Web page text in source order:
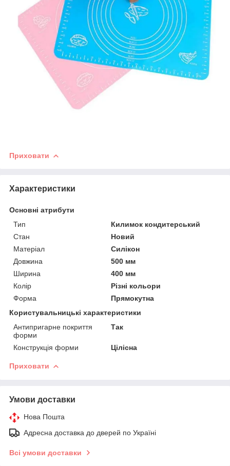
Приховати
Характеристики
Основні атрибути
Тип
Килимок кондитерський
Стан
Новий
Матеріал
Силікон
Довжина
500 мм
Ширина
400 мм
Колір
Різні кольори
Форма
Прямокутна
Користувальницькі характеристики
Антипригарне покриття
форми
Так
Конструкція форми Цілісна
Приховати
Умови доставки
Нова Пошта
Адресна доставка до дверей по Україні
Всі умови доставки